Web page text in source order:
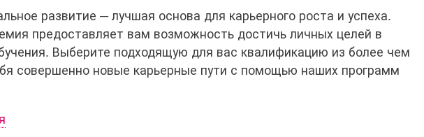
развитие — лучшая основа для карьерного роста и успеха.
предоставляет вам возможность достичь личных целей в
Выберите подходящую для вас квалификацию из более чем
совершенно новые карьерные пути с помощью наших программ